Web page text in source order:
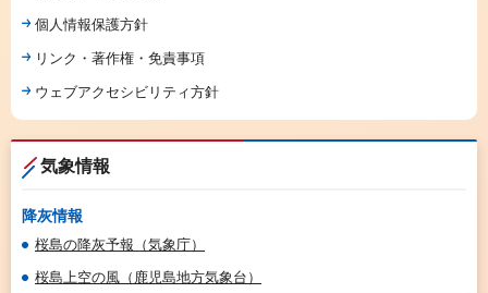
個人情報保護方針
リンク・著作権・免責事項
ウェブアクセシビリティ方針
気象情報
降灰情報
桜島の降灰予報（気象庁）
桜島上空の風（鹿児島地方気象台）